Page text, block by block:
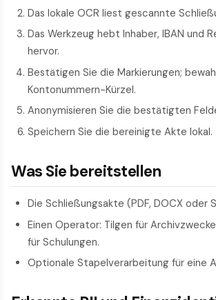
Das lokale OCR liest gescannte
Das Werkzeug hebt Inhaber, IBAN und
hervor.
Bestätigen Sie die Markierungen;
Kontonummern-Kürzel.
Anonymisieren Sie die bestätigten
Speichern Sie die bereinigte Akte lokal.
Was Sie bereitstellen
Die Schließungsakte (PDF, DOCX oder
Einen Operator: Tilgen für
für Schulungen.
Optionale Stapelverarbeitung für eine